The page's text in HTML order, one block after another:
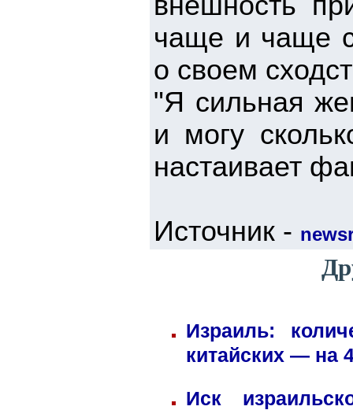
чаще и чаще
о своем
"Я сильная
и могу
настаивает
Источник -
Израиль:
китайских — на
Иск